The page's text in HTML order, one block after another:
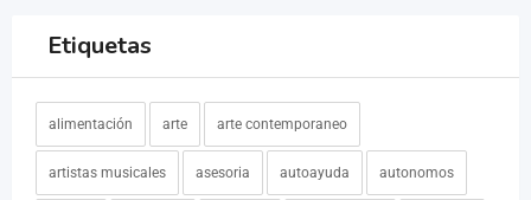
Etiquetas
alimentación arte arte contemporaneo
artistas musicales asesoria autoayuda autonomos